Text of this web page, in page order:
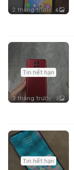
2 tháng trước 6
Tin hết hạn
3 tháng trước 3
Tin hết hạn